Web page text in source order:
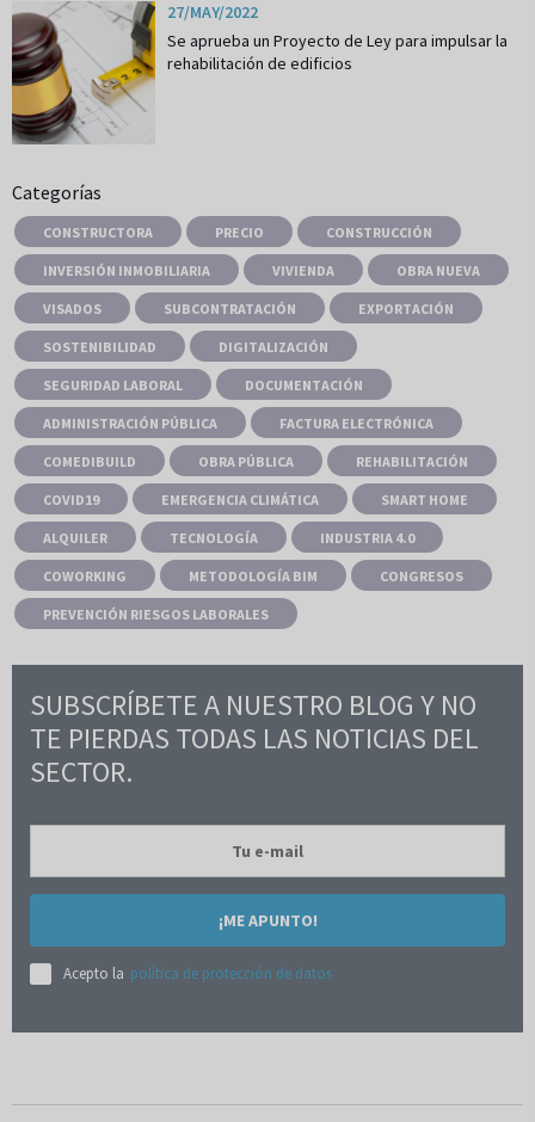
27/MAY/2022
Se aprueba un Proyecto de Ley para impulsar la
rehabilitación de edificios
Categorías
CONSTRUCTORA PRECIO CONSTRUCCIÓN
INVERSIÓN INMOBILIARIA VIVIENDA OBRA NUEVA
VISADOS SUBCONTRATACIÓN EXPORTACIÓN
SOSTENIBILIDAD DIGITALIZACIÓN
SEGURIDAD LABORAL DOCUMENTACIÓN
ADMINISTRACIÓN PÚBLICA FACTURA ELECTRÓNICA
COMEDIBUILD OBRA PÚBLICA REHABILITACIÓN
COVID19 EMERGENCIA CLIMÁTICA SMART HOME
ALQUILER TECNOLOGÍA INDUSTRIA 4.0
COWORKING METODOLOGÍA BIM CONGRESOS
PREVENCIÓN RIESGOS LABORALES
SUBSCRÍBETE A NUESTRO BLOG Y NO
TE PIERDAS TODAS LAS NOTICIAS DEL
SECTOR.
¡ME APUNTO!
Acepto la política de protección de datos